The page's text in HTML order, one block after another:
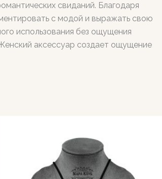
свиданий. Благодаря
с модой и выражать свою
использования без ощущения
аксессуар создает ощущение